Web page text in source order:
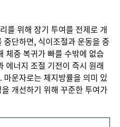
를 위해 장기 투여를 전제로 개
단하면, 식이조절과 운동을 중
체중 복귀가 빠를 수밖에 없습
에너지 조절 기전이 즉시 원래
운자로는 체지방률을 의미 있
개선하기 위해 꾸준한 투여가